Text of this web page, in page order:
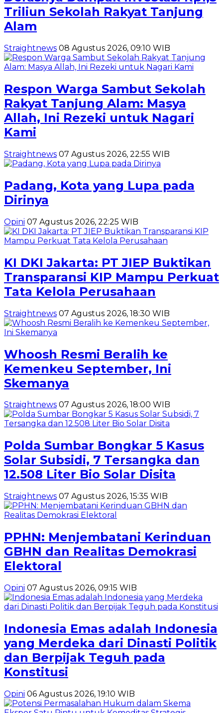
Triliun Sekolah Rakyat Tanjung
Alam
Straightnews 08 Agustus 2026, 09:10 WIB
Respon Warga Sambut Sekolah
Rakyat Tanjung Alam: Masya
Allah, Ini Rezeki untuk Nagari
Kami
Straightnews 07 Agustus 2026, 22:55 WIB
Padang, Kota yang Lupa pada
Dirinya
Opini 07 Agustus 2026, 22:25 WIB
KI DKI Jakarta: PT JIEP Buktikan
Transparansi KIP Mampu Perkuat
Tata Kelola Perusahaan
Straightnews 07 Agustus 2026, 18:30 WIB
Whoosh Resmi Beralih ke
Kemenkeu September, Ini
Skemanya
Straightnews 07 Agustus 2026, 18:00 WIB
Polda Sumbar Bongkar 5 Kasus
Solar Subsidi, 7 Tersangka dan
12.508 Liter Bio Solar Disita
Straightnews 07 Agustus 2026, 15:35 WIB
PPHN: Menjembatani Kerinduan
GBHN dan Realitas Demokrasi
Elektoral
Opini 07 Agustus 2026, 09:15 WIB
Indonesia Emas adalah Indonesia
yang Merdeka dari Dinasti Politik
dan Berpijak Teguh pada
Konstitusi
Opini 06 Agustus 2026, 19:10 WIB